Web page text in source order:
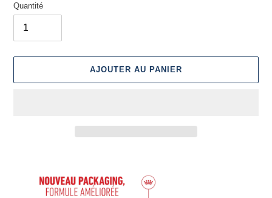
Quantité
AJOUTER AU PANIER